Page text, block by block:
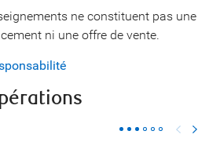
ne constituent pas une
ni une offre de vente.
le déni de responsabilité